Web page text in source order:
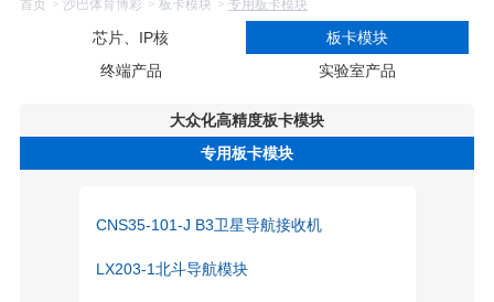
首页 沙巴体育博彩 板卡模块 专用板卡模块
芯片、IP核
板卡模块
终端产品
实验室产品
大众化高精度板卡模块
CC50III-BGI-H单频RTK高精度导航模块
专用板卡模块
CNS35-101-J B3卫星导航接收机
LX203-1北斗导航模块